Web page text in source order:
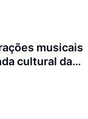
musicais
cultural da